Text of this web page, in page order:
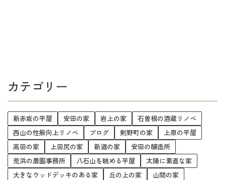
カテゴリー
新赤坂の平屋 安田の家 岩上の家
石曽根の酒蔵リノベ
西山の性能向上リノベ
ブログ 剣野町の家
上原の平屋
高田の家
上田尻の家 新道の家
安田の醸造所
荒浜の農園事務所
八石山を眺める平屋
太陽に素直な家
大きなウッドデッキのある家
丘の上の家
山間の家